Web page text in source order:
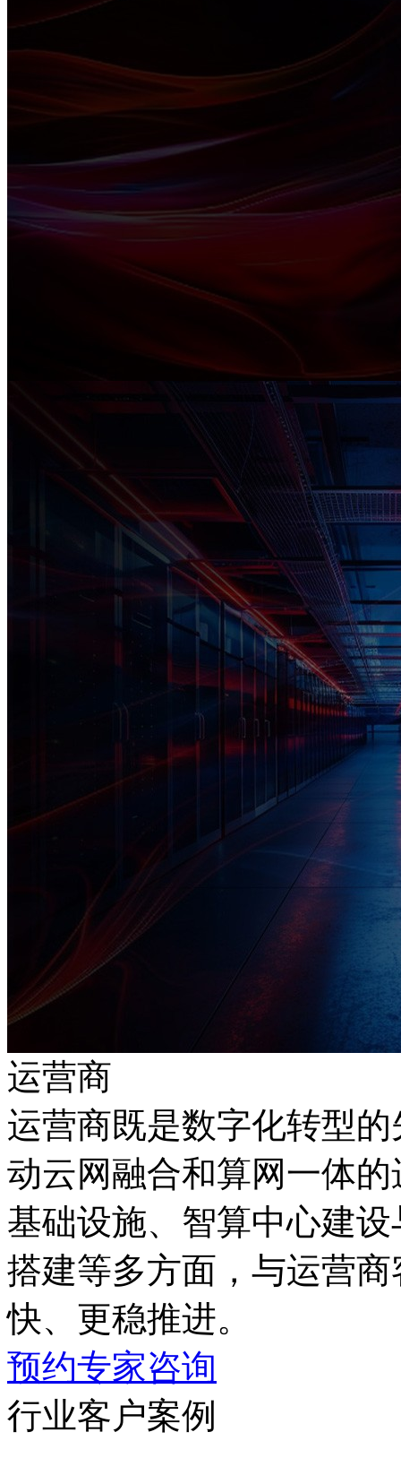
运营商
运营商既是数字化转型的
动云网融合和算网一体的
基础设施、智算中心建
搭建等多方面，与运营
快、更稳推进。
预约专家咨询
行业客户案例